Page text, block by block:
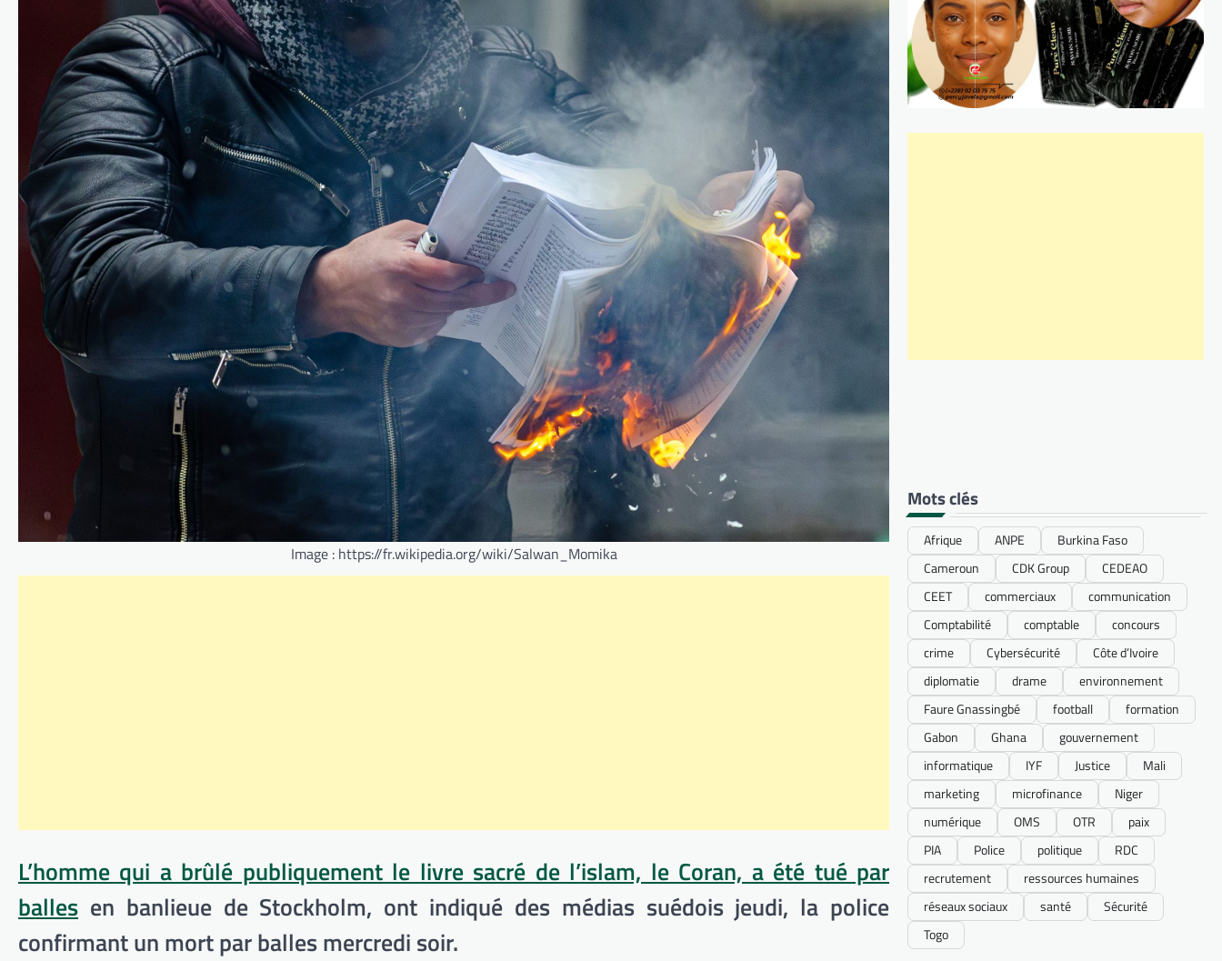
Image : https://fr.wikipedia.org/wiki/Salwan_Momika
L’homme qui a brûlé publiquement le livre sacré de l’islam, le Coran, a été tué par
balles en banlieue de Stockholm, ont indiqué des médias suédois jeudi, la police
confirmant un mort par balles mercredi soir.
Mots clés
Afrique ANPE
Burkina Faso
Cameroun
CDK Group
CEDEAO
CEET
commerciaux
communication
Comptabilité
comptable
concours
crime
Cybersécurité
Côte d’Ivoire
diplomatie
drame
environnement
Faure Gnassingbé
football
formation
Gabon
Ghana
gouvernement
informatique
IYF Justice
Mali
marketing
microfinance
Niger
numérique
OMS OTR
paix
PIA
Police politique
RDC
recrutement
ressources humaines
réseaux sociaux
santé
Sécurité
Togo